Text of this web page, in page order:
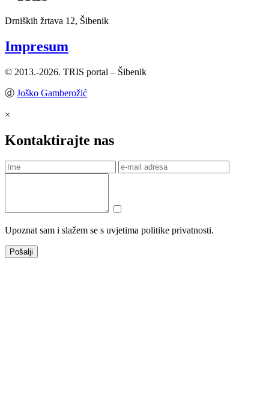
Drniških žrtava 12, Šibenik
Impresum
© 2013.-2026. TRIS portal – Šibenik
ⓓ Joško Gamberožić
×
Kontaktirajte nas
Upoznat sam i slažem se s uvjetima politike privatnosti.
Pošalji